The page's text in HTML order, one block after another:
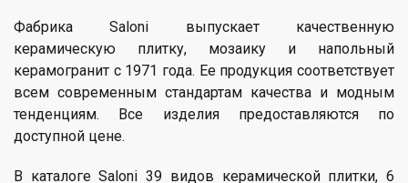
Фабрика Saloni выпускает качественную
керамическую плитку, мозаику и напольный
керамогранит с 1971 года. Ее продукция соответствует
всем современным стандартам качества и модным
тенденциям. Все изделия предоставляются по
доступной цене.
В каталоге Saloni 39 видов керамической плитки, 6